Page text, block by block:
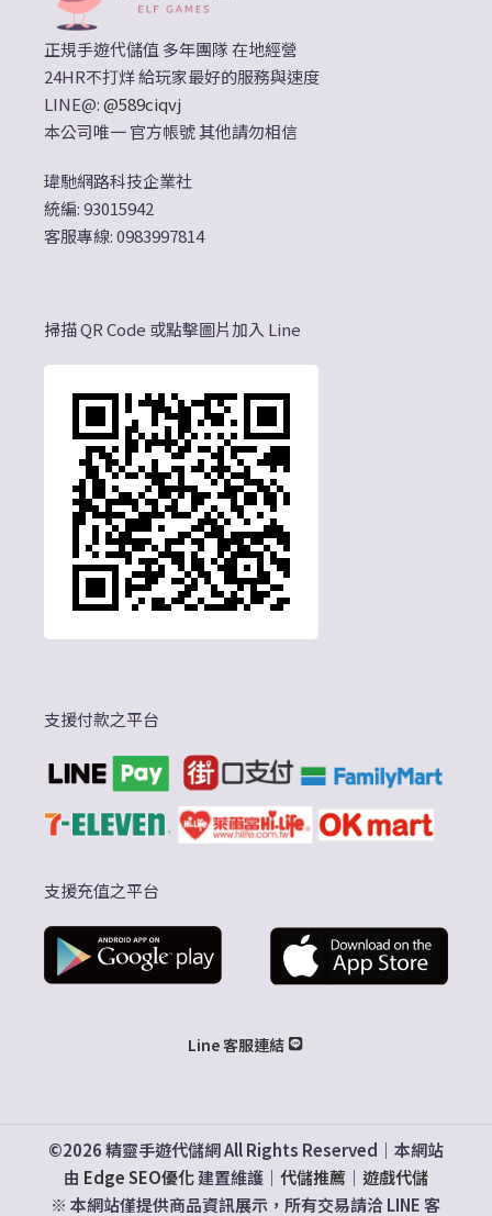
正規手遊代儲值 多年團隊 在地經營
24HR不打烊 給玩家最好的服務與速度
LINE@:@589ciqvj
本公司唯一 官方帳號 其他請勿相信
瑋馳網路科技企業社
統編: 93015942
客服專線: 0983997814
掃描 QR Code 或點擊圖片加入 Line
支援付款之平台
支援充值之平台
Line 客服連結
©2026 精靈手遊代儲網 All Rights Reserved｜本網站
由 Edge SEO優化建置維護｜ 代儲推薦｜ 遊戲代儲
※ 本網站僅提供商品資訊展示，所有交易請洽 LINE 客